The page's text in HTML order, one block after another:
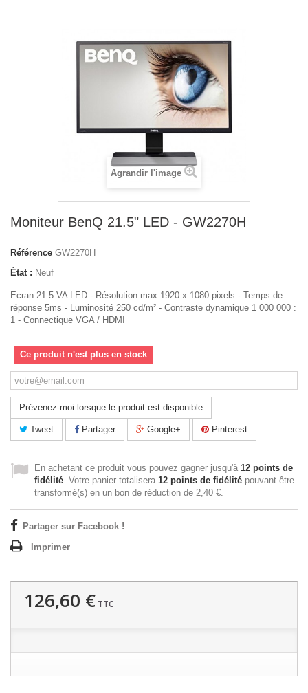
Agrandir l'image
Moniteur BenQ 21.5" LED - GW2270H
Référence GW2270H
État : Neuf
Ecran 21.5 VA LED - Résolution max 1920 x 1080 pixels - Temps de
réponse 5ms - Luminosité 250 cd/m² - Contraste dynamique 1 000 000 :
1 - Connectique VGA / HDMI
Ce produit n'est plus en stock
Prévenez-moi lorsque le produit est disponible
Tweet Partager Google+ Pinterest
En achetant ce produit vous pouvez gagner jusqu'à 12 points de
fidélité. Votre panier totalisera 12 points de fidélité pouvant être
transformé(s) en un bon de réduction de 2,40 €.
Partager sur Facebook !
Imprimer
126,60 € TTC